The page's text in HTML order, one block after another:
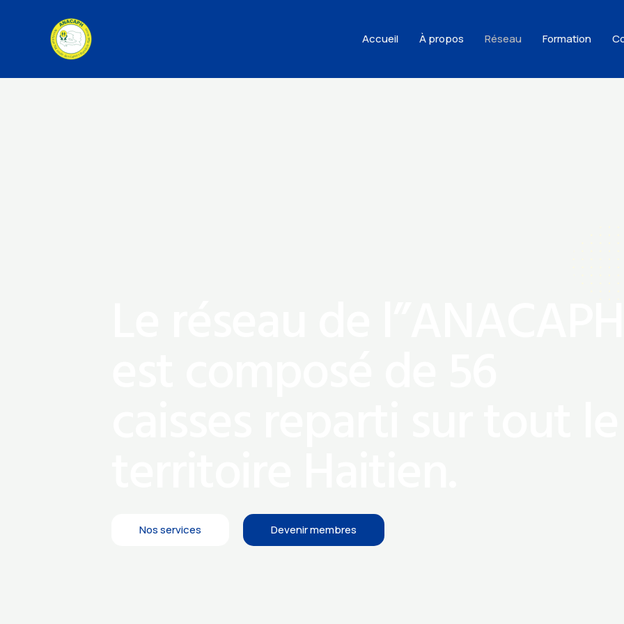
Accueil À propos Réseau Formation
Le réseau de l”ANACAPH
Nos services Devenir membres